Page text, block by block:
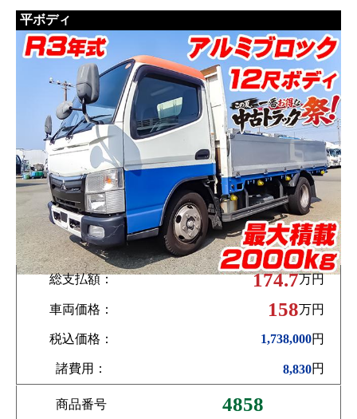
平ボディ
総支払額： 174.7万円
車両価格： 158万円
税込価格： 1,738,000円
諸費用： 8,830円
商品番号 4858